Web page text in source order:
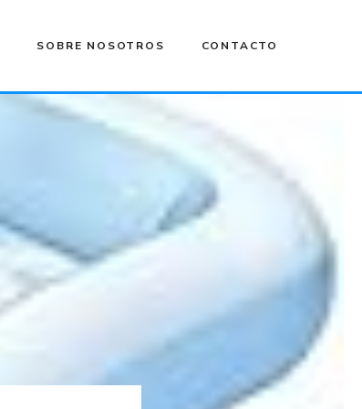
SOBRE NOSOTROS CONTACTO